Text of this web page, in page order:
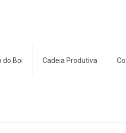
do Boi Cadeia Produtiva